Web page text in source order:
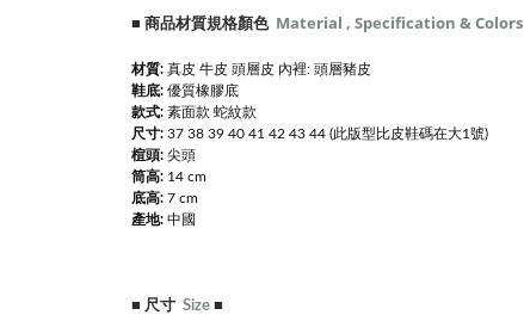
■ 商品材質規格顏色 Material , Specification & Colors
材質: 真皮 牛皮 頭層皮 內裡: 頭層豬皮
鞋底: 優質橡膠底
款式: 素面款 蛇紋款
尺寸: 37 38 39 40 41 42 43 44 (此版型比皮鞋碼在大1號)
楦頭: 尖頭
筒高: 14 cm
底高: 7 cm
產地: 中國
■ 尺寸 Size ■